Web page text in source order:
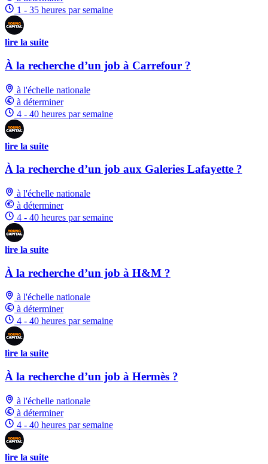
1 - 35 heures par semaine
lire la suite
À la recherche d’un job à Carrefour ?
à l'échelle nationale
à déterminer
4 - 40 heures par semaine
lire la suite
À la recherche d’un job aux Galeries Lafayette ?
à l'échelle nationale
à déterminer
4 - 40 heures par semaine
lire la suite
À la recherche d’un job à H&M ?
à l'échelle nationale
à déterminer
4 - 40 heures par semaine
lire la suite
À la recherche d’un job à Hermès ?
à l'échelle nationale
à déterminer
4 - 40 heures par semaine
lire la suite